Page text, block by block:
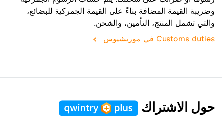
وضريبة القيمة المضافة بناءً على القيمة الجمركية للبضائع،
والتي تشمل المنتج، التأمين، والشحن.
Customs duties في موريشيوس
حول الاشتراك